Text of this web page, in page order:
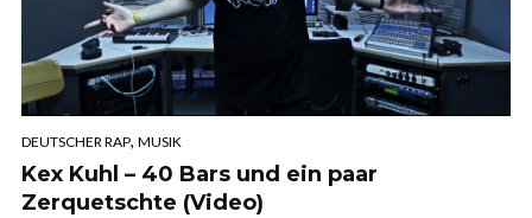
DEUTSCHER RAP, MUSIK
Kex Kuhl – 40 Bars und ein paar
Zerquetschte (Video)